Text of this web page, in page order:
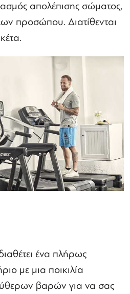
απολέπισης σώματος,
προσώπου. Διατίθενται
ένα πλήρως
με μια ποικιλία
βαρών για να σας